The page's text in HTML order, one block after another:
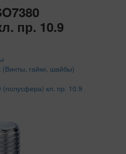
пр. 10.9
(Винты, гайки, шайбы)
кл. пр. 10.9